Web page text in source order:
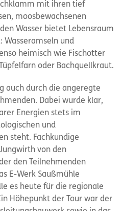
mit ihren tief
moosbewachsenen
Wasser bietet Lebensraum
und
heimisch wie Fischotter
oder Bachquellkraut.
auch durch die angeregte
Dabei wurde klar,
Energien stets im
und
steht. Fachkundige
von den
den Teilnehmenden
E-Werk Saußmühle
es heute für die regionale
Höhepunkt der Tour war der